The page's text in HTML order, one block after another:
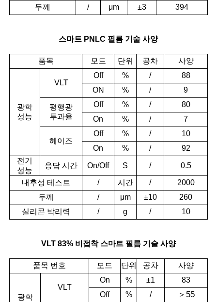
두께 / μm ±3 394
스마트 PNLC 필름 기술 사양
품목 모드 단위 공차 사양
광학
성능
VLT
Off % /
88
ON
% / 9
평행광
투과율
Off % /
80
On
% / 7
헤이즈
Off % /
10
On
% /
92
전기
성능
응답 시간 On/Off S / 0.5
내후성 테스트 / 시간 /
2000
두께
/ μm ±10
260
실리콘 박리력
/ g / 10
VLT 83% 비접착 스마트 필름 기술 사양
품목 번호 모드 단위 공차 사양
광학
VLT
On % ±1
83
Off
% / ＞ 55